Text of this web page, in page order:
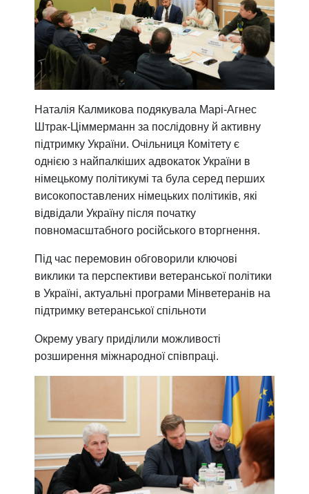
Наталія Калмикова подякувала Марі-Агнес
Штрак-Ціммерманн за послідовну й активну
підтримку України. Очільниця Комітету є
однією з найпалкіших адвокаток України в
німецькому політикумі та була серед перших
високопоставлених німецьких політиків, які
відвідали Україну після початку
повномасштабного російського вторгнення.
Під час перемовин обговорили ключові
виклики та перспективи ветеранської політики
в Україні, актуальні програми Мінветеранів на
підтримку ветеранської спільноти
Окрему увагу приділили можливості
розширення міжнародної співпраці.